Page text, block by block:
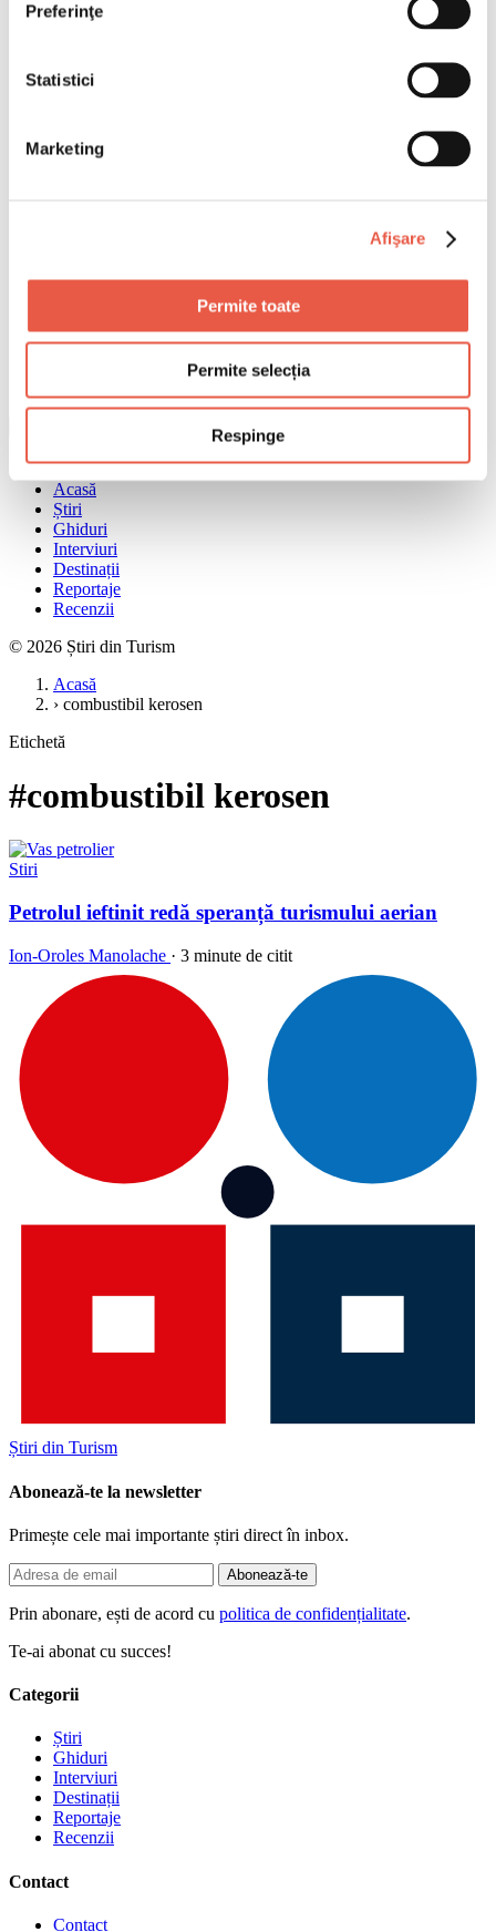
Preferinţe
Statistici
Marketing
Afişare
Permite toate
Permite selecția
Respinge
Acasă
Știri
Ghiduri
Interviuri
Destinații
Reportaje
Recenzii
© 2026 Știri din Turism
Acasă
› combustibil kerosen
Etichetă
#combustibil kerosen
Stiri
Petrolul ieftinit redă speranță turismului aerian
Ion-Oroles Manolache · 3 minute de citit
Știri din Turism
Abonează-te la newsletter
Primește cele mai importante știri direct în inbox.
Abonează-te
Prin abonare, ești de acord cu politica de confidențialitate.
Te-ai abonat cu succes!
Categorii
Știri
Ghiduri
Interviuri
Destinații
Reportaje
Recenzii
Contact
Contact